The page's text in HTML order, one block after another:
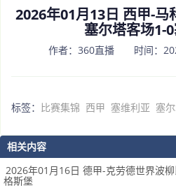
2026年01月13日 西甲-马
塞尔塔客场1-
作者：360直播 时间：
标签： 比赛集锦 西甲 塞维利亚 塞
相关内容
2026年01月16日 德甲-克劳德世界波
格斯堡